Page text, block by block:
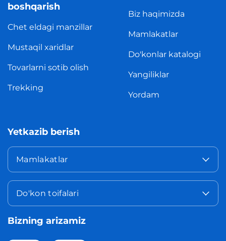
boshqarish
Chet eldagi manzillar
Mustaqil xaridlar
Tovarlarni sotib olish
Trekking
Biz haqimizda
Mamlakatlar
Do'konlar katalogi
Yangiliklar
Yordam
Yetkazib berish
Mamlakatlar
Do'kon toifalari
Bizning arizamiz